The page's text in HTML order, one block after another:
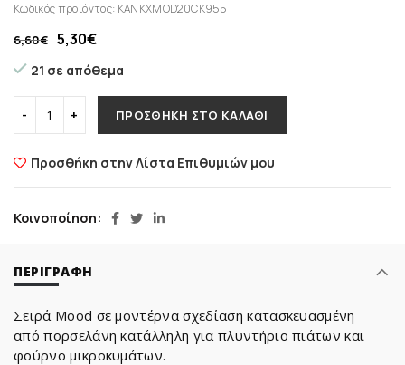
Κωδικός προϊόντος: KANKXMOD20CK955
6,60€ 5,30€
21 σε απόθεμα
ΠΡΟΣΘΉΚΗ ΣΤΟ ΚΑΛΆΘΙ
Προσθήκη στην Λίστα Επιθυμιών μου
Κοινοποίηση
ΠΕΡΙΓΡΑΦΉ
Σειρά Mood σε μοντέρνα σχεδίαση κατασκευασμένη
από πορσελάνη κατάλληλη για πλυντήριο πιάτων και
φούρνο μικροκυμάτων.